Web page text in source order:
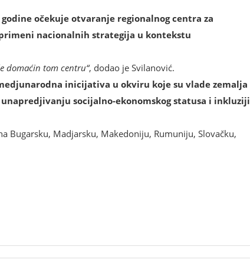
očekuje otvaranje regionalnog centra za
nacionalnih strategija u kontekstu
domaćin tom centru“, dodao je Svilanović.
inicijativa u okviru koje su vlade zemalja
socijalno-ekonomskog statusa i inkluziji
Bugarsku, Madjarsku, Makedoniju, Rumuniju, Slovačku,